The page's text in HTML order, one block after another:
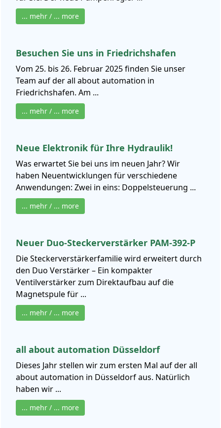
... mehr / ... more
Besuchen Sie uns in Friedrichshafen
Vom 25. bis 26. Februar 2025 finden Sie unser
Team auf der all about automation in
Friedrichshafen. Am ...
... mehr / ... more
Neue Elektronik für Ihre Hydraulik!
Was erwartet Sie bei uns im neuen Jahr? Wir
haben Neuentwicklungen für verschiedene
Anwendungen: Zwei in eins: Doppelsteuerung ...
... mehr / ... more
Neuer Duo-Steckerverstärker PAM-392-P
Die Steckerverstärkerfamilie wird erweitert durch
den Duo Verstärker – Ein kompakter
Ventilverstärker zum Direktaufbau auf die
Magnetspule für ...
... mehr / ... more
all about automation Düsseldorf
Dieses Jahr stellen wir zum ersten Mal auf der all
about automation in Düsseldorf aus. Natürlich
haben wir ...
... mehr / ... more